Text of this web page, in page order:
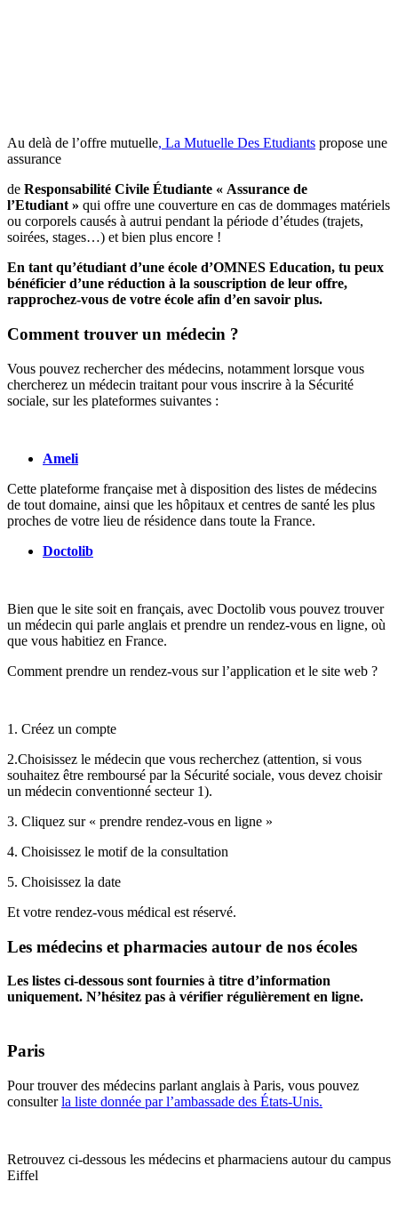
Au delà de l’offre mutuelle, La Mutuelle Des Etudiants propose une
assurance
de Responsabilité Civile Étudiante « Assurance de
l’Etudiant » qui offre une couverture en cas de dommages matériels
ou corporels causés à autrui pendant la période d’études (trajets,
soirées, stages…) et bien plus encore !
En tant qu’étudiant d’une école d’OMNES Education, tu peux
bénéficier d’une réduction à la souscription de leur offre,
rapprochez-vous de votre école afin d’en savoir plus.
Comment trouver un médecin ?
Vous pouvez rechercher des médecins, notamment lorsque vous
chercherez un médecin traitant pour vous inscrire à la Sécurité
sociale, sur les plateformes suivantes :
Ameli
Cette plateforme française met à disposition des listes de médecins
de tout domaine, ainsi que les hôpitaux et centres de santé les plus
proches de votre lieu de résidence dans toute la France.
Doctolib
Bien que le site soit en français, avec Doctolib vous pouvez trouver
un médecin qui parle anglais et prendre un rendez-vous en ligne, où
que vous habitiez en France.
Comment prendre un rendez-vous sur l’application et le site web ?
1. Créez un compte
2.Choisissez le médecin que vous recherchez (attention, si vous
souhaitez être remboursé par la Sécurité sociale, vous devez choisir
un médecin conventionné secteur 1).
3. Cliquez sur « prendre rendez-vous en ligne »
4. Choisissez le motif de la consultation
5. Choisissez la date
Et votre rendez-vous médical est réservé.
Les médecins et pharmacies autour de nos écoles
Les listes ci-dessous sont fournies à titre d’information
uniquement. N’hésitez pas à vérifier régulièrement en ligne.
Paris
Pour trouver des médecins parlant anglais à Paris, vous pouvez
consulterla liste donnée par l’ambassade des États-Unis.
Retrouvez ci-dessous les médecins et pharmaciens autour du campus
Eiffel